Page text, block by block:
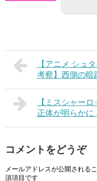
【アニメ シュ
考察】西側の暗
【ミスシャー
正体が明らかに
コメントをどうぞ
メールアドレスが公開される
須項目です